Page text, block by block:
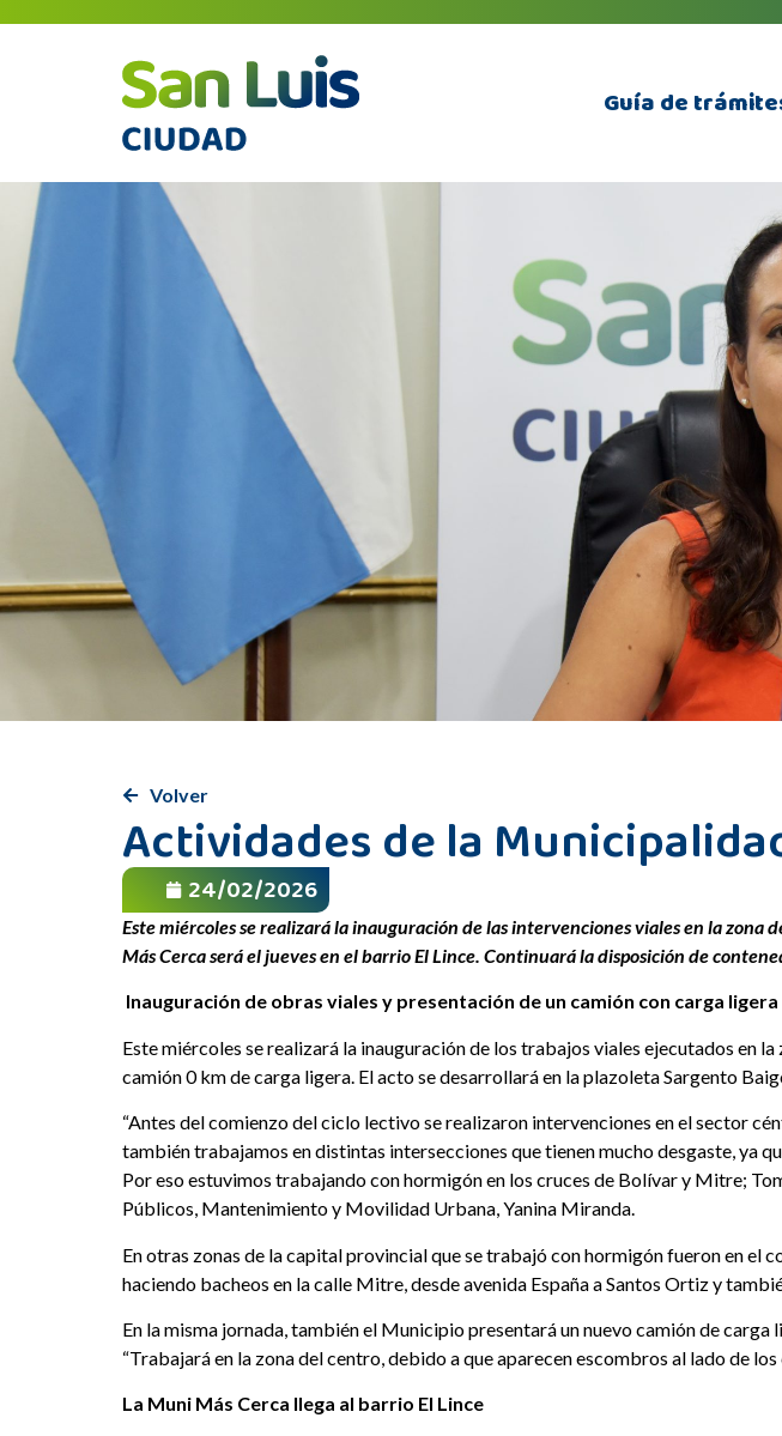
Guía de
Volver
Actividades de la
24/02/2026
Este miércoles se realizará la inauguración de las intervenciones viales en la
Más Cerca será el jueves en el barrio El Lince. Continuará la disposición de
Inauguración de obras viales y presentación de un camión con carga ligera
Este miércoles se realizará la inauguración de los trabajos viales ejecutados en
camión 0 km de carga ligera. El acto se desarrollará en la plazoleta Sargento
“Antes del comienzo del ciclo lectivo se realizaron intervenciones en el sector
también trabajamos en distintas intersecciones que tienen mucho desgaste, ya
Por eso estuvimos trabajando con hormigón en los cruces de Bolívar y Mitre;
Públicos, Mantenimiento y Movilidad Urbana, Yanina Miranda.
En otras zonas de la capital provincial que se trabajó con hormigón fueron en el
haciendo bacheos en la calle Mitre, desde avenida España a Santos Ortiz y
En la misma jornada, también el Municipio presentará un nuevo camión de
“Trabajará en la zona del centro, debido a que aparecen escombros al lado de
La Muni Más Cerca llega al barrio El Lince